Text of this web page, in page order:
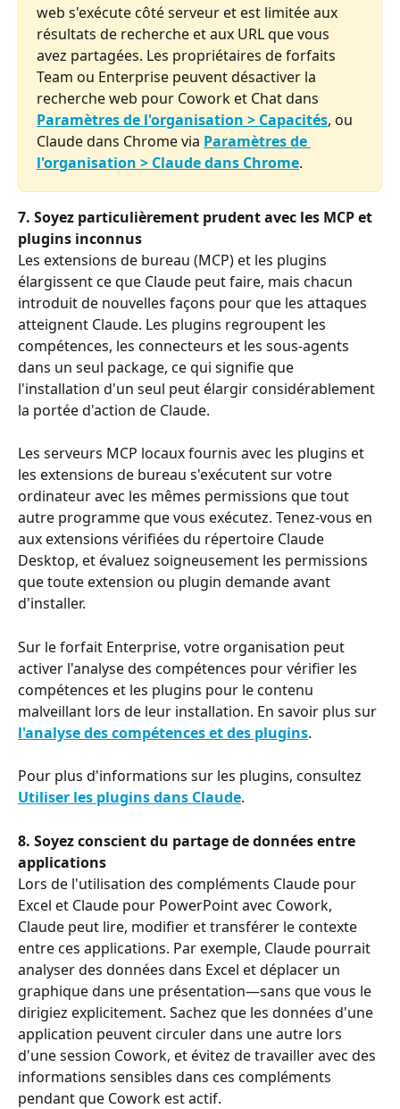
web s'exécute côté serveur et est limitée aux
résultats de recherche et aux URL que vous
avez partagées. Les propriétaires de forfaits
Team ou Enterprise peuvent désactiver la
recherche web pour Cowork et Chat dans
Paramètres de l'organisation > Capacités, ou
Claude dans Chrome via Paramètres de
l'organisation > Claude dans Chrome.
7. Soyez particulièrement prudent avec les MCP et
plugins inconnus
Les extensions de bureau (MCP) et les plugins
élargissent ce que Claude peut faire, mais chacun
introduit de nouvelles façons pour que les attaques
atteignent Claude. Les plugins regroupent les
compétences, les connecteurs et les sous-agents
dans un seul package, ce qui signifie que
l'installation d'un seul peut élargir considérablement
la portée d'action de Claude.
Les serveurs MCP locaux fournis avec les plugins et
les extensions de bureau s'exécutent sur votre
ordinateur avec les mêmes permissions que tout
autre programme que vous exécutez. Tenez-vous en
aux extensions vérifiées du répertoire Claude
Desktop, et évaluez soigneusement les permissions
que toute extension ou plugin demande avant
d'installer.
Sur le forfait Enterprise, votre organisation peut
activer l'analyse des compétences pour vérifier les
compétences et les plugins pour le contenu
malveillant lors de leur installation. En savoir plus sur
l'analyse des compétences et des plugins.
Pour plus d'informations sur les plugins, consultez
Utiliser les plugins dans Claude.
8. Soyez conscient du partage de données entre
applications
Lors de l'utilisation des compléments Claude pour
Excel et Claude pour PowerPoint avec Cowork,
Claude peut lire, modifier et transférer le contexte
entre ces applications. Par exemple, Claude pourrait
analyser des données dans Excel et déplacer un
graphique dans une présentation—sans que vous le
dirigiez explicitement. Sachez que les données d'une
application peuvent circuler dans une autre lors
d'une session Cowork, et évitez de travailler avec des
informations sensibles dans ces compléments
pendant que Cowork est actif.